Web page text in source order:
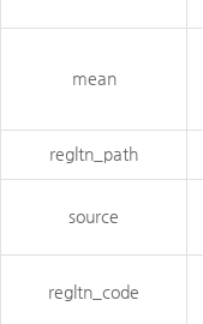
mean
regltn_path
source
regltn_code